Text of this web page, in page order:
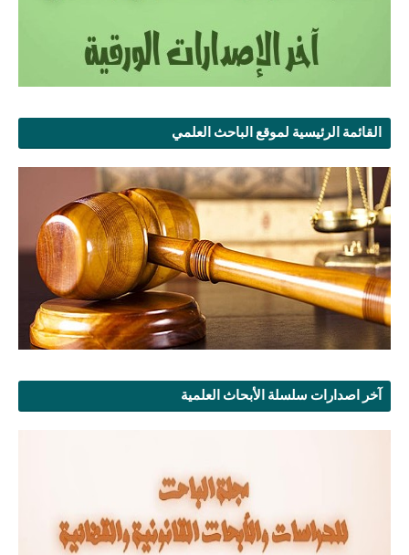
القائمة الرئيسية لموقع الباحث العلمي
آخر اصدارات سلسلة الأبحاث العلمية